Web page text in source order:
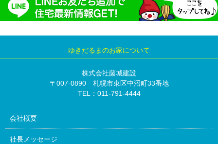
ゆきだるまのお家について
株式会社藤城建設
〒007-0890 札幌市東区中沼町33番地
TEL：011-791-4444
会社概要
社長メッセージ